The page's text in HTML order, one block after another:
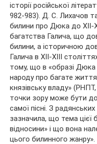
історії російської
982-983). Д. С. Лихачов
билини про Дюка до XII-
багатства Галича, що
билини, а історичною
Галича в XII-XIII
тому, що в «образі Дюка
народу про багате
князівську владу»
точки зору може бути
самої пісні. З
зазначила, що тема цієї
відносини» і що вона
цього билинного